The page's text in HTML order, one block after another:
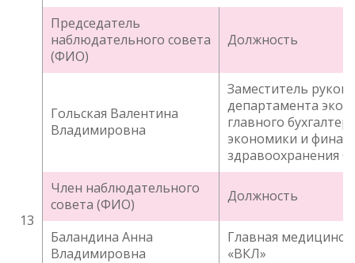
13
Председатель
наблюдательного совета
(ФИО)
Должность
Гольская Валентина
Владимировна
Заместитель
департамента
главного
экономики и
здравоохранения
Член наблюдательного
совета (ФИО)
Должность
Баландина Анна
Владимировна
Главная
«ВКЛ»